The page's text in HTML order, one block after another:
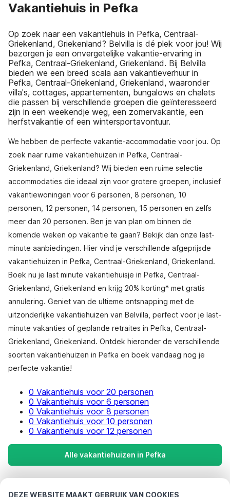
DEZE WEBSITE MAAKT GEBRUIK VAN COOKIES
Vakantiehuis in Pefka
Op zoek naar een vakantiehuis in Pefka, Centraal-
Griekenland, Griekenland? Belvilla is dé plek voor jou! Wij
bezorgen je een onvergetelijke vakantie-ervaring in
Pefka, Centraal-Griekenland, Griekenland. Bij Belvilla
bieden we een breed scala aan vakantieverhuur in
Pefka, Centraal-Griekenland, Griekenland, waaronder
villa's, cottages, appartementen, bungalows en chalets
die passen bij verschillende groepen die geïnteresseerd
zijn in een weekendje weg, een zomervakantie, een
herfstvakantie of een wintersportavontuur.
We hebben de perfecte vakantie-accommodatie voor jou. Op
zoek naar ruime vakantiehuizen in Pefka, Centraal-
Griekenland, Griekenland? Wij bieden een ruime selectie
accommodaties die ideaal zijn voor grotere groepen, inclusief
vakantiewoningen voor 6 personen, 8 personen, 10
personen, 12 personen, 14 personen, 15 personen en zelfs
meer dan 20 personen. Ben je van plan om binnen de
komende weken op vakantie te gaan? Bekijk dan onze last-
minute aanbiedingen. Hier vind je verschillende afgeprijsde
vakantiehuizen in Pefka, Centraal-Griekenland, Griekenland.
Boek nu je last minute vakantiehuisje in Pefka, Centraal-
Griekenland, Griekenland en krijg 20% korting* met gratis
annulering. Geniet van de ultieme ontsnapping met de
uitzonderlijke vakantiehuizen van Belvilla, perfect voor je last-
minute vakanties of geplande retraites in Pefka, Centraal-
Griekenland, Griekenland. Ontdek hieronder de verschillende
soorten vakantiehuizen in Pefka en boek vandaag nog je
perfecte vakantie!
0 Vakantiehuis voor 20 personen
0 Vakantiehuis voor 6 personen
0 Vakantiehuis voor 8 personen
0 Vakantiehuis voor 10 personen
0 Vakantiehuis voor 12 personen
Alle vakantiehuizen in Pefka
Meest populaire bestemmingen voor